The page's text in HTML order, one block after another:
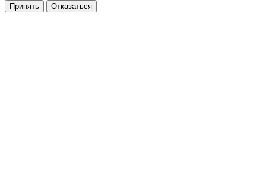
Принять Отказаться